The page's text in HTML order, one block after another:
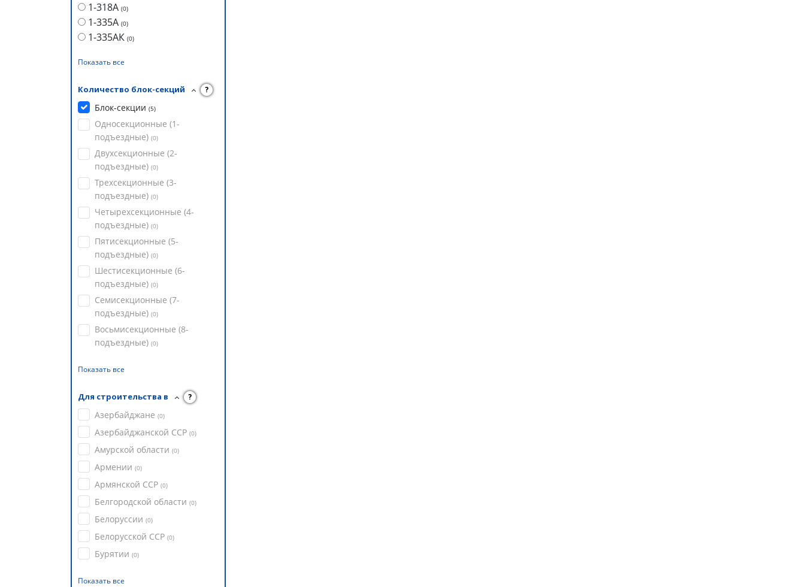
1-318А (0)
1-335А (0)
1-335АК (0)
Показать все
Количество блок-секций ?
Блок-секции (5)
Односекционные (1-
подъездные) (0)
Двухсекционные (2-
подъездные) (0)
Трехсекционные (3-
подъездные) (0)
Четырехсекционные (4-
подъездные) (0)
Пятисекционные (5-
подъездные) (0)
Шестисекционные (6-
подъездные) (0)
Семисекционные (7-
подъездные) (0)
Восьмисекционные (8-
подъездные) (0)
Показать все
Для строительства в ?
Азербайджане (0)
Азербайджанской ССР (0)
Амурской области (0)
Армении (0)
Армянской ССР (0)
Белгородской области (0)
Белоруссии (0)
Белорусской ССР (0)
Бурятии (0)
Показать все